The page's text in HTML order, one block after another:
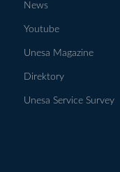
News
Youtube
Unesa Magazine
Direktory
Unesa Service Survey